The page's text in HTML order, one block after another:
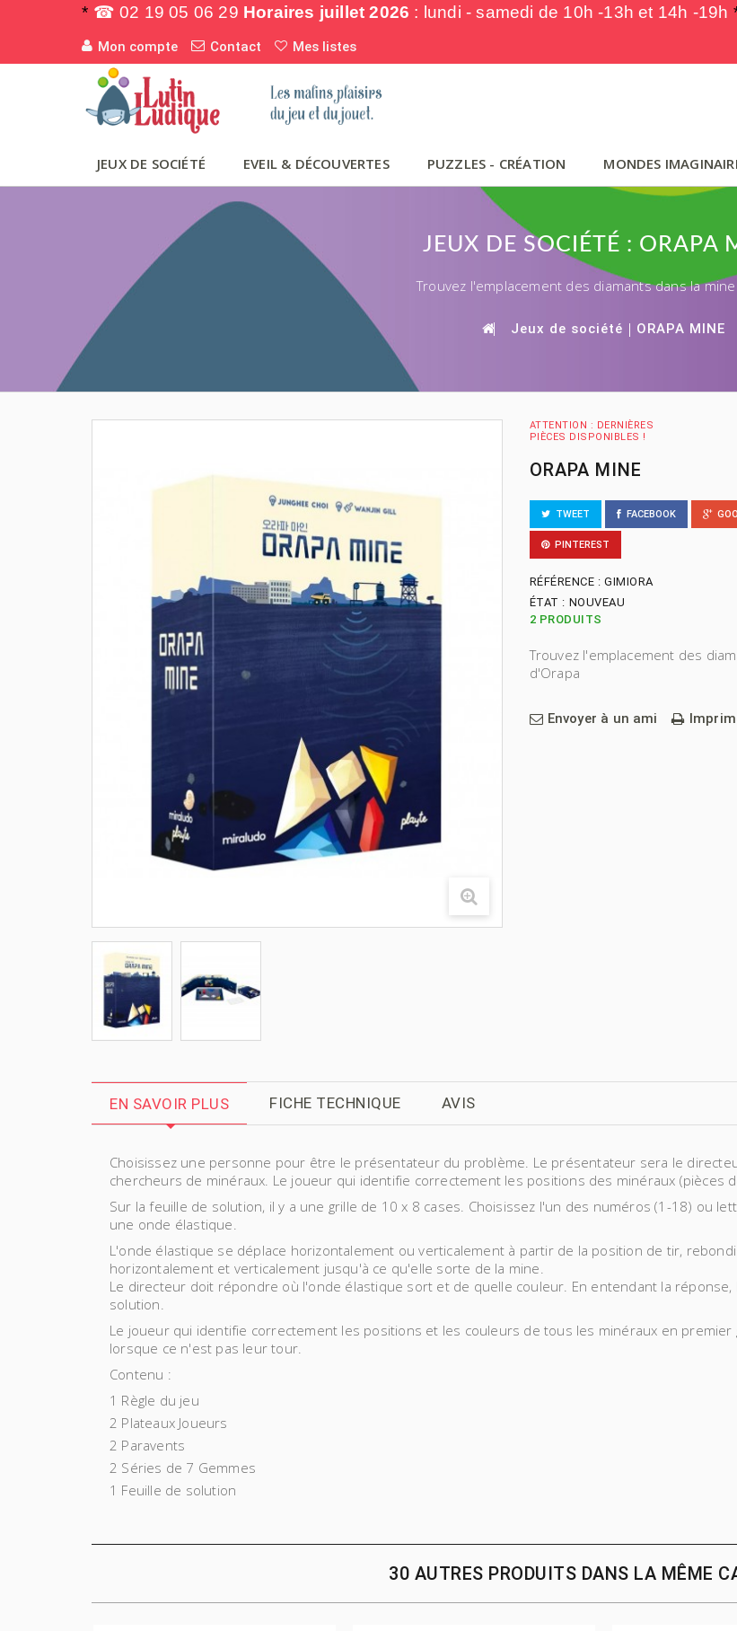
* ☎ 02 19 05 06 29 Horaires juillet 2026 : lundi - samedi de 10h -13h et 14h -19h
Mon compte Contact Mes listes
JEUX DE SOCIÉTÉ EVEIL & DÉCOUVERTES PUZZLES - CRÉATION MONDES
JEUX DE SOCIÉTÉ : ORAPA
Trouvez l'emplacement des diamants dans la
Jeux de société ORAPA MINE
ATTENTION : DERNIÈRES
PIÈCES DISPONIBLES !
ORAPA MINE
TWEET FACEBOOK
PINTEREST
RÉFÉRENCE : GIMIORA
ÉTAT : NOUVEAU
2 PRODUITS
Trouvez l'emplacement des
d'Orapa
Envoyer à un ami
EN SAVOIR PLUS FICHE TECHNIQUE AVIS
Choisissez une personne pour être le présentateur du problème. Le présentateur sera le
chercheurs de minéraux. Le joueur qui identifie correctement les positions des minéraux (pièces
Sur la feuille de solution, il y a une grille de 10 x 8 cases. Choisissez l'un des numéros (1-18) ou
une onde élastique.
L'onde élastique se déplace horizontalement ou verticalement à partir de la position de tir,
horizontalement et verticalement jusqu'à ce qu'elle sorte de la mine.
Le directeur doit répondre où l'onde élastique sort et de quelle couleur. En entendant la
solution.
Le joueur qui identifie correctement les positions et les couleurs de tous les minéraux en
lorsque ce n'est pas leur tour.
Contenu :
1 Règle du jeu
2 Plateaux Joueurs
2 Paravents
2 Séries de 7 Gemmes
1 Feuille de solution
30 AUTRES PRODUITS DANS LA MÊME